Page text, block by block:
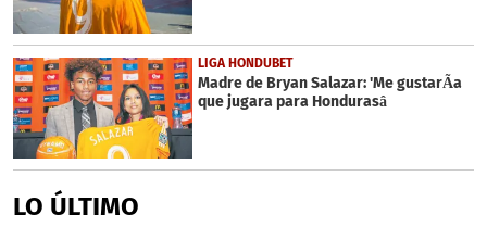
LIGA HONDUBET
Madre de Bryan Salazar: 'Me gustarÃ­a
que jugara para Hondurasâ
LO ÚLTIMO